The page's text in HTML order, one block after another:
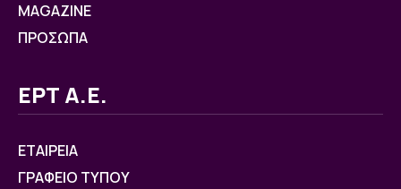
MAGAZINE
ΠΡΟΣΩΠΑ
ΕΡΤ Α.Ε.
ΕΤΑΙΡΕΙΑ
ΓΡΑΦΕΙΟ ΤΥΠΟΥ